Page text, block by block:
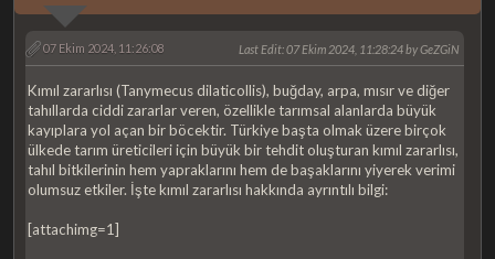
07 Ekim 2024, 11:26:08 Last Edit: 07 Ekim 2024, 11:28:24 by GeZGiN
Kımıl zararlısı (Tanymecus dilaticollis), buğday, arpa, mısır ve diğer
tahıllarda ciddi zararlar veren, özellikle tarımsal alanlarda büyük
kayıplara yol açan bir böcektir. Türkiye başta olmak üzere birçok
ülkede tarım üreticileri için büyük bir tehdit oluşturan kımıl zararlısı,
tahıl bitkilerinin hem yapraklarını hem de başaklarını yiyerek verimi
olumsuz etkiler. İşte kımıl zararlısı hakkında ayrıntılı bilgi:
[attachimg=1]